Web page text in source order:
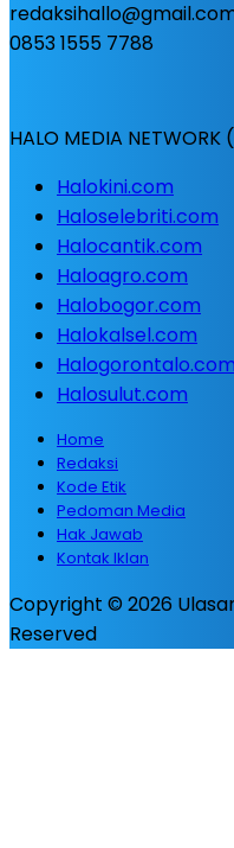
0853 1555 7788
HALO MEDIA NETWORK
Halokini.com
Haloselebriti.com
Halocantik.com
Haloagro.com
Halobogor.com
Halokalsel.com
Halogorontalo.com
Halosulut.com
Home
Redaksi
Kode Etik
Pedoman Media
Hak Jawab
Kontak Iklan
Copyright © 2026
Reserved